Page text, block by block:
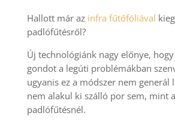
Hallott már az infra fűtőfóliával
padlófűtésről?
Új technológiánk nagy előnye,
gondot a legúti problémákban
ugyanis ez a módszer nem generál
nem alakul ki szálló por sem, mint
padlófűtésnél.